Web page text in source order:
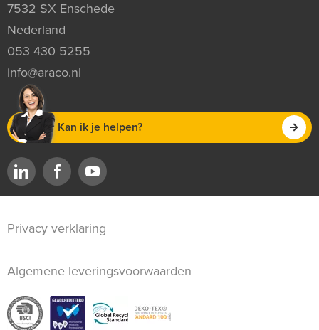
7532 SX Enschede
Nederland
053 430 5255
info@araco.nl
Kan ik je helpen?
Privacy verklaring
Algemene leveringsvoorwaarden